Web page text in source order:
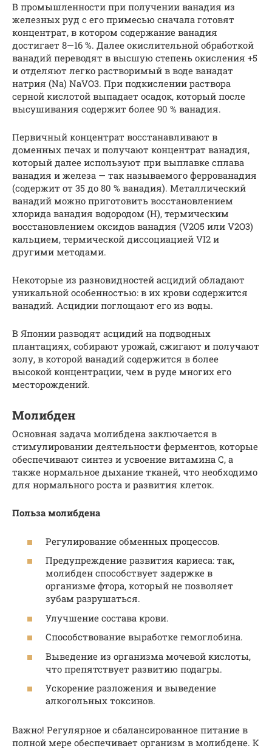
В промышленности при получении ванадия из
железных руд с его примесью сначала готовят
концентрат, в котором содержание ванадия
достигает 8—16 %. Далее окислительной обработкой
ванадий переводят в высшую степень окисления +5
и отделяют легко растворимый в воде ванадат
натрия (Na) NaVO3. При подкислении раствора
серной кислотой выпадает осадок, который после
высушивания содержит более 90 % ванадия.
Первичный концентрат восстанавливают в
доменных печах и получают концентрат ванадия,
который далее используют при выплавке сплава
ванадия и железа — так называемого феррованадия
(содержит от 35 до 80 % ванадия). Металлический
ванадий можно приготовить восстановлением
хлорида ванадия водородом (H), термическим
восстановлением оксидов ванадия (V2O5 или V2O3)
кальцием, термической диссоциацией VI2 и
другими методами.
Некоторые из разновидностей асцидий обладают
уникальной особенностью: в их крови содержится
ванадий. Асцидии поглощают его из воды.
В Японии разводят асцидий на подводных
плантациях, собирают урожай, сжигают и получают
золу, в которой ванадий содержится в более
высокой концентрации, чем в руде многих его
месторождений.
Молибден
Основная задача молибдена заключается в
стимулировании деятельности ферментов, которые
обеспечивают синтез и усвоение витамина С, а
также нормальное дыхание тканей, что необходимо
для нормального роста и развития клеток.
Польза молибдена
Регулирование обменных процессов.
Предупреждение развития кариеса: так,
молибден способствует задержке в
организме фтора, который не позволяет
зубам разрушаться.
Улучшение состава крови.
Способствование выработке гемоглобина.
Выведение из организма мочевой кислоты,
что препятствует развитию подагры.
Ускорение разложения и выведение
алкогольных токсинов.
Важно! Регулярное и сбалансированное питание в
полной мере обеспечивает организм в молибдене. К